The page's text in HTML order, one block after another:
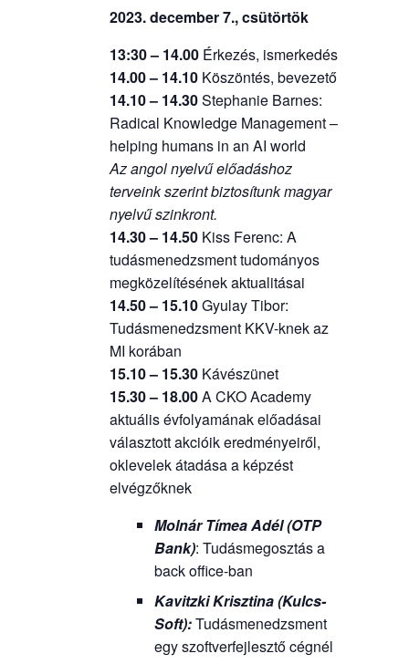
2023. december 7., csütörtök
13:30 – 14.00 Érkezés, ismerkedés
14.00 – 14.10 Köszöntés, bevezető
14.10 – 14.30Stephanie Barnes:
Radical Knowledge Management –
helping humans in an AI world
Az angol nyelvű előadáshoz
terveink szerint biztosítunk magyar
nyelvű szinkront.
14.30 – 14.50 Kiss Ferenc: A
tudásmenedzsment tudományos
megközelítésének aktualitásai
14.50 – 15.10Gyulay Tibor:
Tudásmenedzsment KKV-knek az
MI korában
15.10 – 15.30 Kávészünet
15.30 – 18.00A CKO Academy
aktuális évfolyamának előadásai
választott akcióik eredményeiről,
oklevelek átadása a képzést
elvégzőknek
Molnár Tímea Adél (OTP
Bank): Tudásmegosztás a
back office-ban
Kavitzki Krisztina (Kulcs-
Soft):Tudásmenedzsment
egy szoftverfejlesztő cégnél